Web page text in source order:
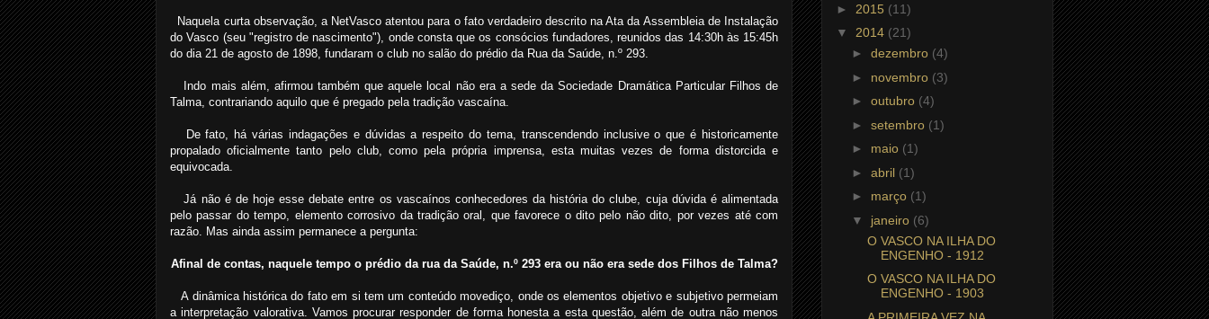
Naquela curta observação, a NetVasco atentou para o fato verdadeiro descrito na Ata da Assembleia de Instalação
do Vasco (seu "registro de nascimento"), onde consta que os consócios fundadores, reunidos das 14:30h às 15:45h
do dia 21 de agosto de 1898, fundaram o club no salão do prédio da Rua da Saúde, n.º 293.
Indo mais além, afirmou também que aquele local não era a sede da Sociedade Dramática Particular Filhos de
Talma, contrariando aquilo que é pregado pela tradição vascaína.
De fato, há várias indagações e dúvidas a respeito do tema, transcendendo inclusive o que é historicamente
propalado oficialmente tanto pelo club, como pela própria imprensa, esta muitas vezes de forma distorcida e
equivocada.
Já não é de hoje esse debate entre os vascaínos conhecedores da história do clube, cuja dúvida é alimentada
pelo passar do tempo, elemento corrosivo da tradição oral, que favorece o dito pelo não dito, por vezes até com
razão. Mas ainda assim permanece a pergunta:
Afinal de contas, naquele tempo o prédio da rua da Saúde, n.º 293 era ou não era sede dos Filhos de Talma?
A dinâmica histórica do fato em si tem um conteúdo movediço, onde os elementos objetivo e subjetivo permeiam
a interpretação valorativa. Vamos procurar responder de forma honesta a esta questão, além de outra não menos
► 2015 (11)
▼ 2014 (21)
► dezembro (4)
► novembro (3)
► outubro (4)
► setembro (1)
► maio (1)
► abril (1)
► março (1)
▼ janeiro (6)
O VASCO NA ILHA DO
ENGENHO - 1912
O VASCO NA ILHA DO
ENGENHO - 1903